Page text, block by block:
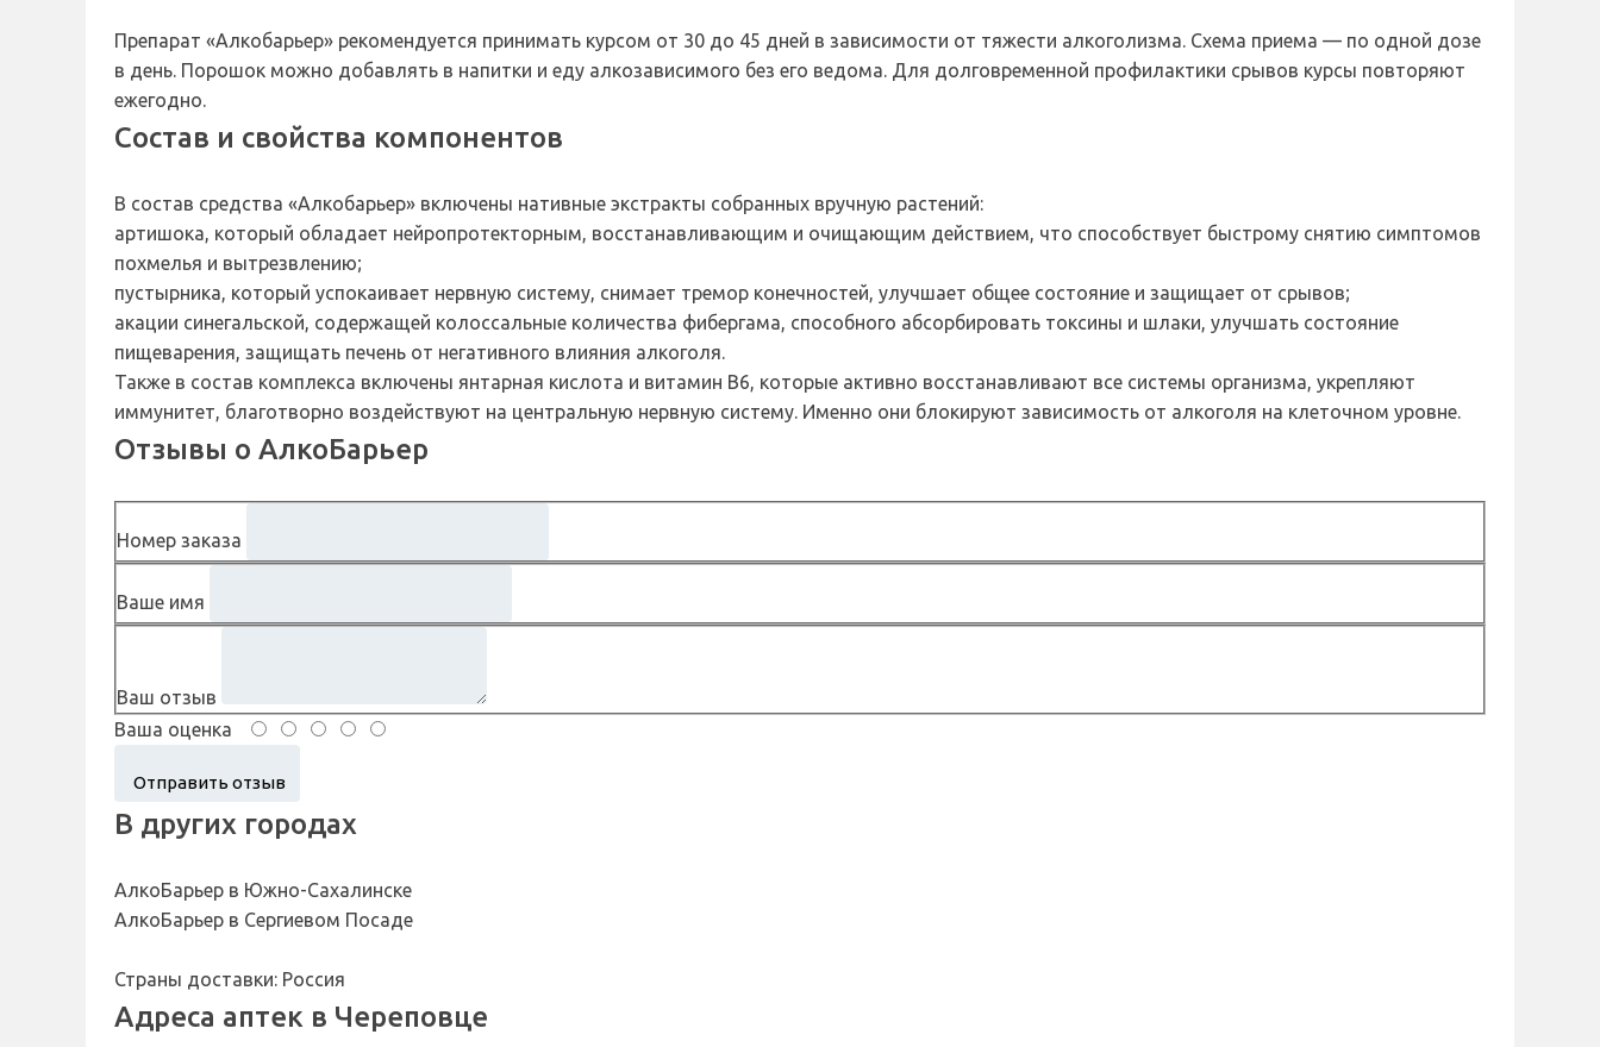
Препарат «Алкобарьер» рекомендуется принимать курсом от 30 до 45 дней в зависимости от тяжести алкоголизма. Схема приема — по одной дозе
в день. Порошок можно добавлять в напитки и еду алкозависимого без его ведома. Для долговременной профилактики срывов курсы повторяют
ежегодно.
Состав и свойства компонентов
В состав средства «Алкобарьер» включены нативные экстракты собранных вручную растений:
артишока, который обладает нейропротекторным, восстанавливающим и очищающим действием, что способствует быстрому снятию симптомов
похмелья и вытрезвлению;
пустырника, который успокаивает нервную систему, снимает тремор конечностей, улучшает общее состояние и защищает от срывов;
акации синегальской, содержащей колоссальные количества фибергама, способного абсорбировать токсины и шлаки, улучшать состояние
пищеварения, защищать печень от негативного влияния алкоголя.
Также в состав комплекса включены янтарная кислота и витамин В6, которые активно восстанавливают все системы организма, укрепляют
иммунитет, благотворно воздействуют на центральную нервную систему. Именно они блокируют зависимость от алкоголя на клеточном уровне.
Отзывы о АлкоБарьер
Номер заказа
Ваше имя
Ваш отзыв
Ваша оценка
В других городах
АлкоБарьер в Южно-Сахалинске
АлкоБарьер в Сергиевом Посаде
Страны доставки: Россия
Адреса аптек в Череповце